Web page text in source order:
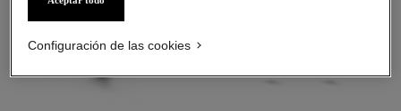
Configuración de las cookies